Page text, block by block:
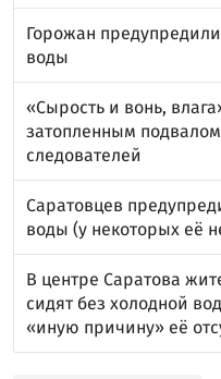
Горожан
воды
«Сырость и вонь,
затопленным
следователей
Саратовцев
воды (у некоторых её
В центре Саратова
сидят без холодной
«иную причину» её